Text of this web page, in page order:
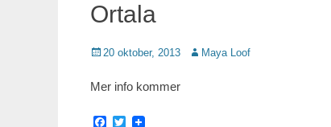
Ortala
Publicerat
20 oktober, 2013 Författare
Maya Loof
Mer info kommer
Facebook
Twitter